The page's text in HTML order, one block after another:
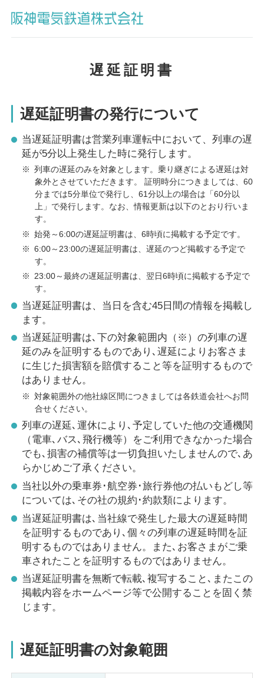
遅延証明書
遅延証明書の発行について
当遅延証明書は営業列車運転中において、列車の遅
延が5分以上発生した時に発行します。
※ 列車の遅延のみを対象とします。乗り継ぎによる遅延は対
象外とさせていただきます。 証明時分につきましては、60
分までは5分単位で発行し、61分以上の場合は「60分以
上」で発行します。なお、情報更新は以下のとおり行いま
す。
※ 始発～6:00の遅延証明書は、6時頃に掲載する予定です。
※ 6:00～23:00の遅延証明書は、遅延のつど掲載する予定で
す。
※
23:00～最終の遅延証明書は、翌日6時頃に掲載する予定で
す。
当遅延証明書は、当日を含む45日間の情報を掲載し
ます。
当遅延証明書は､下の対象範囲内（※）の列車の遅
延のみを証明するものであり､遅延によりお客さま
に生じた損害額を賠償すること等を証明するもので
はありません。
※ 対象範囲外の他社線区間につきましては各鉄道会社へお問
合せください。
列車の遅延､運休により､予定していた他の交通機関
（電車､バス､飛行機等）をご利用できなかった場合
でも､損害の補償等は一切負担いたしませんので､あ
らかじめご了承ください。
当社以外の乗車券･航空券･旅行券他の払いもどし等
については､その社の規約･約款類によります。
当遅延証明書は､当社線で発生した最大の遅延時間
を証明するものであり､個々の列車の遅延時間を証
明するものではありません。また､お客さまがご乗
車されたことを証明するものではありません。
当遅延証明書を無断で転載､複写すること､またこの
掲載内容をホームページ等で公開することを固く禁
じます。
遅延証明書の対象範囲